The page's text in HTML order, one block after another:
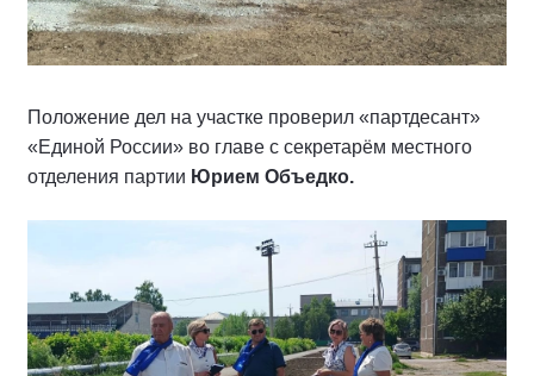
Положение дел на участке проверил «партдесант»
«Единой России» во главе с секретарём местного
отделения партии Юрием Объедко.